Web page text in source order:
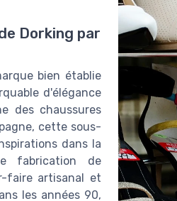
Dorking par
bien établie
d'élégance
des chaussures
cette sous-
dans la
fabrication de
faire artisanal et
les années 90,